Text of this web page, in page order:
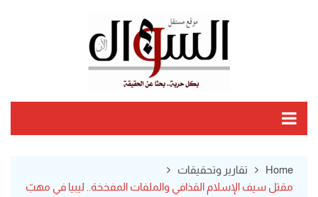
Home
تقارير وتحقيقات
مقتل سيف الإسلام القذافي والملفات المفخخة.. ليبيا في مهبّ